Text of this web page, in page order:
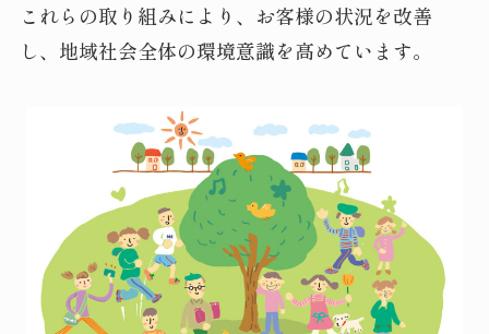
これらの取り組みにより、お客様の状況を改善
し、地域社会全体の環境意識を高めています。